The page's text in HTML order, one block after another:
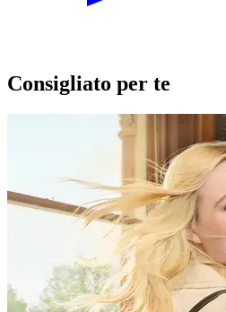
Consigliato per te